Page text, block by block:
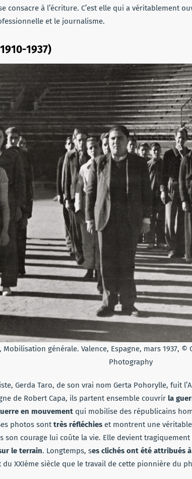
consacre à l’écriture. C’est elle qui a véritablement
et le journalisme.
1937)
Mobilisation générale. Valence, Espagne, mars 1937,
Photography
Gerda Taro, de son vrai nom Gerta Pohorylle, fuit
de Robert Capa, ils partent ensemble couvrir la
en mouvement qui mobilise des républicains
photos sont très réfléchies et montrent une véritable
son courage lui coûte la vie. Elle devient tragiquement
le terrain. Longtemps, ses clichés ont été attribués
du XXIème siècle que le travail de cette pionnière du